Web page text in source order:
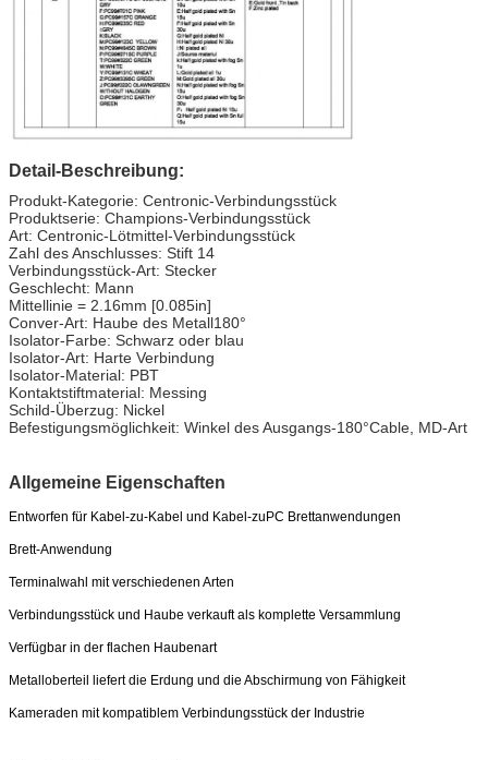
Detail-Beschreibung:
Produkt-Kategorie: Centronic-Verbindungsstück
Produktserie: Champions-Verbindungsstück
Art: Centronic-Lötmittel-Verbindungsstück
Zahl des Anschlusses: Stift 14
Verbindungsstück-Art: Stecker
Geschlecht: Mann
Mittellinie = 2.16mm [0.085in]
Conver-Art: Haube des Metall180°
Isolator-Farbe: Schwarz oder blau
Isolator-Art: Harte Verbindung
Isolator-Material: PBT
Kontaktstiftmaterial: Messing
Schild-Überzug: Nickel
Befestigungsmöglichkeit: Winkel des Ausgangs-180°Cable, MD-Art
Allgemeine Eigenschaften
Entworfen für Kabel-zu-Kabel und Kabel-zuPC Brettanwendungen
Brett-Anwendung
Terminalwahl mit verschiedenen Arten
Verbindungsstück und Haube verkauft als komplette Versammlung
Verfügbar in der flachen Haubenart
Metalloberteil liefert die Erdung und die Abschirmung von Fähigkeit
Kameraden mit kompatiblem Verbindungsstück der Industrie